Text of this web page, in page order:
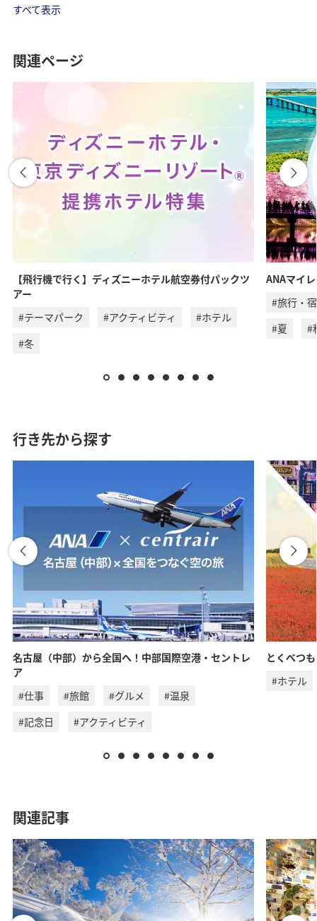
すべて表示
関連ページ
【飛行機で行く】ディズニーホテル航空券付パックツ
アー
#テーマパーク
#アクティビティ
#ホテル
#冬
ANAマイ
#旅行・
#夏
#
行き先から探す
名古屋（中部）から全国へ！中部国際空港・セントレ
ア
#仕事
#旅館 #グルメ
#温泉
#記念日
#アクティビティ
とくべつ
#ホテル
関連記事